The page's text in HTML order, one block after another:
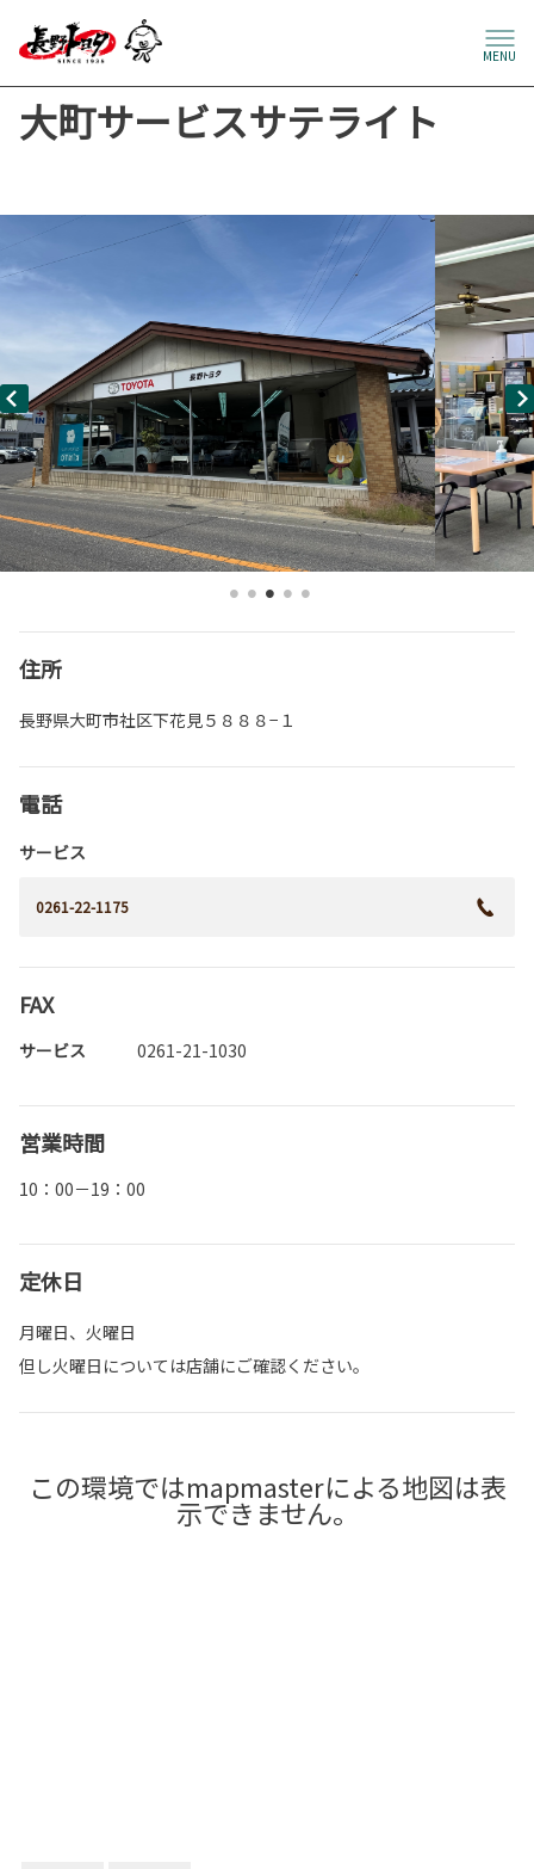
MENU
大町サービスサテライト
住所
長野県大町市社区下花見５８８８−１
電話
サービス
0261-22-1175
FAX
サービス 0261-21-1030
営業時間
10：00－19：00
定休日
月曜日、火曜日
但し火曜日については店舗にご確認ください。
この環境ではmapmasterによる地図は表
示できません。